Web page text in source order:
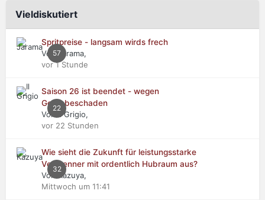
Vieldiskutiert
57
Spritpreise - langsam wirds frech
Von Jarama,
vor 1 Stunde
22
Saison 26 ist beendet - wegen
Getriebeschaden
Von Il Grigio,
vor 22 Stunden
32
Wie sieht die Zukunft für leistungsstarke
Verbrenner mit ordentlich Hubraum aus?
Von Kazuya,
Mittwoch um 11:41